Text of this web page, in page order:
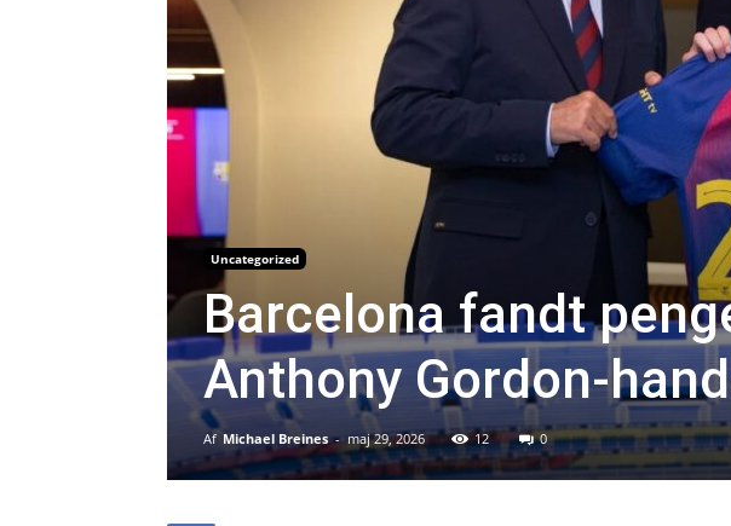
Uncategorized
Barcelona fandt
Anthony Gordon-
Af Michael Breines - maj 29, 2026 12 0